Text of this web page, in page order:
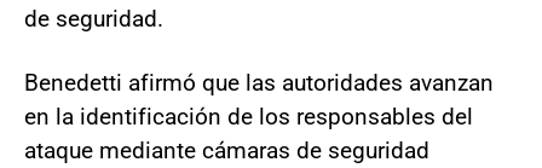
de seguridad.
Benedetti afirmó que las autoridades avanzan
en la identificación de los responsables del
ataque mediante cámaras de seguridad